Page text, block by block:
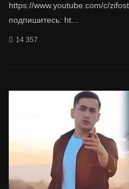
https://www.youtube.com/c/
подпишитесь: ht...
14 357